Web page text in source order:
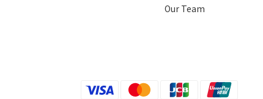
Our Team